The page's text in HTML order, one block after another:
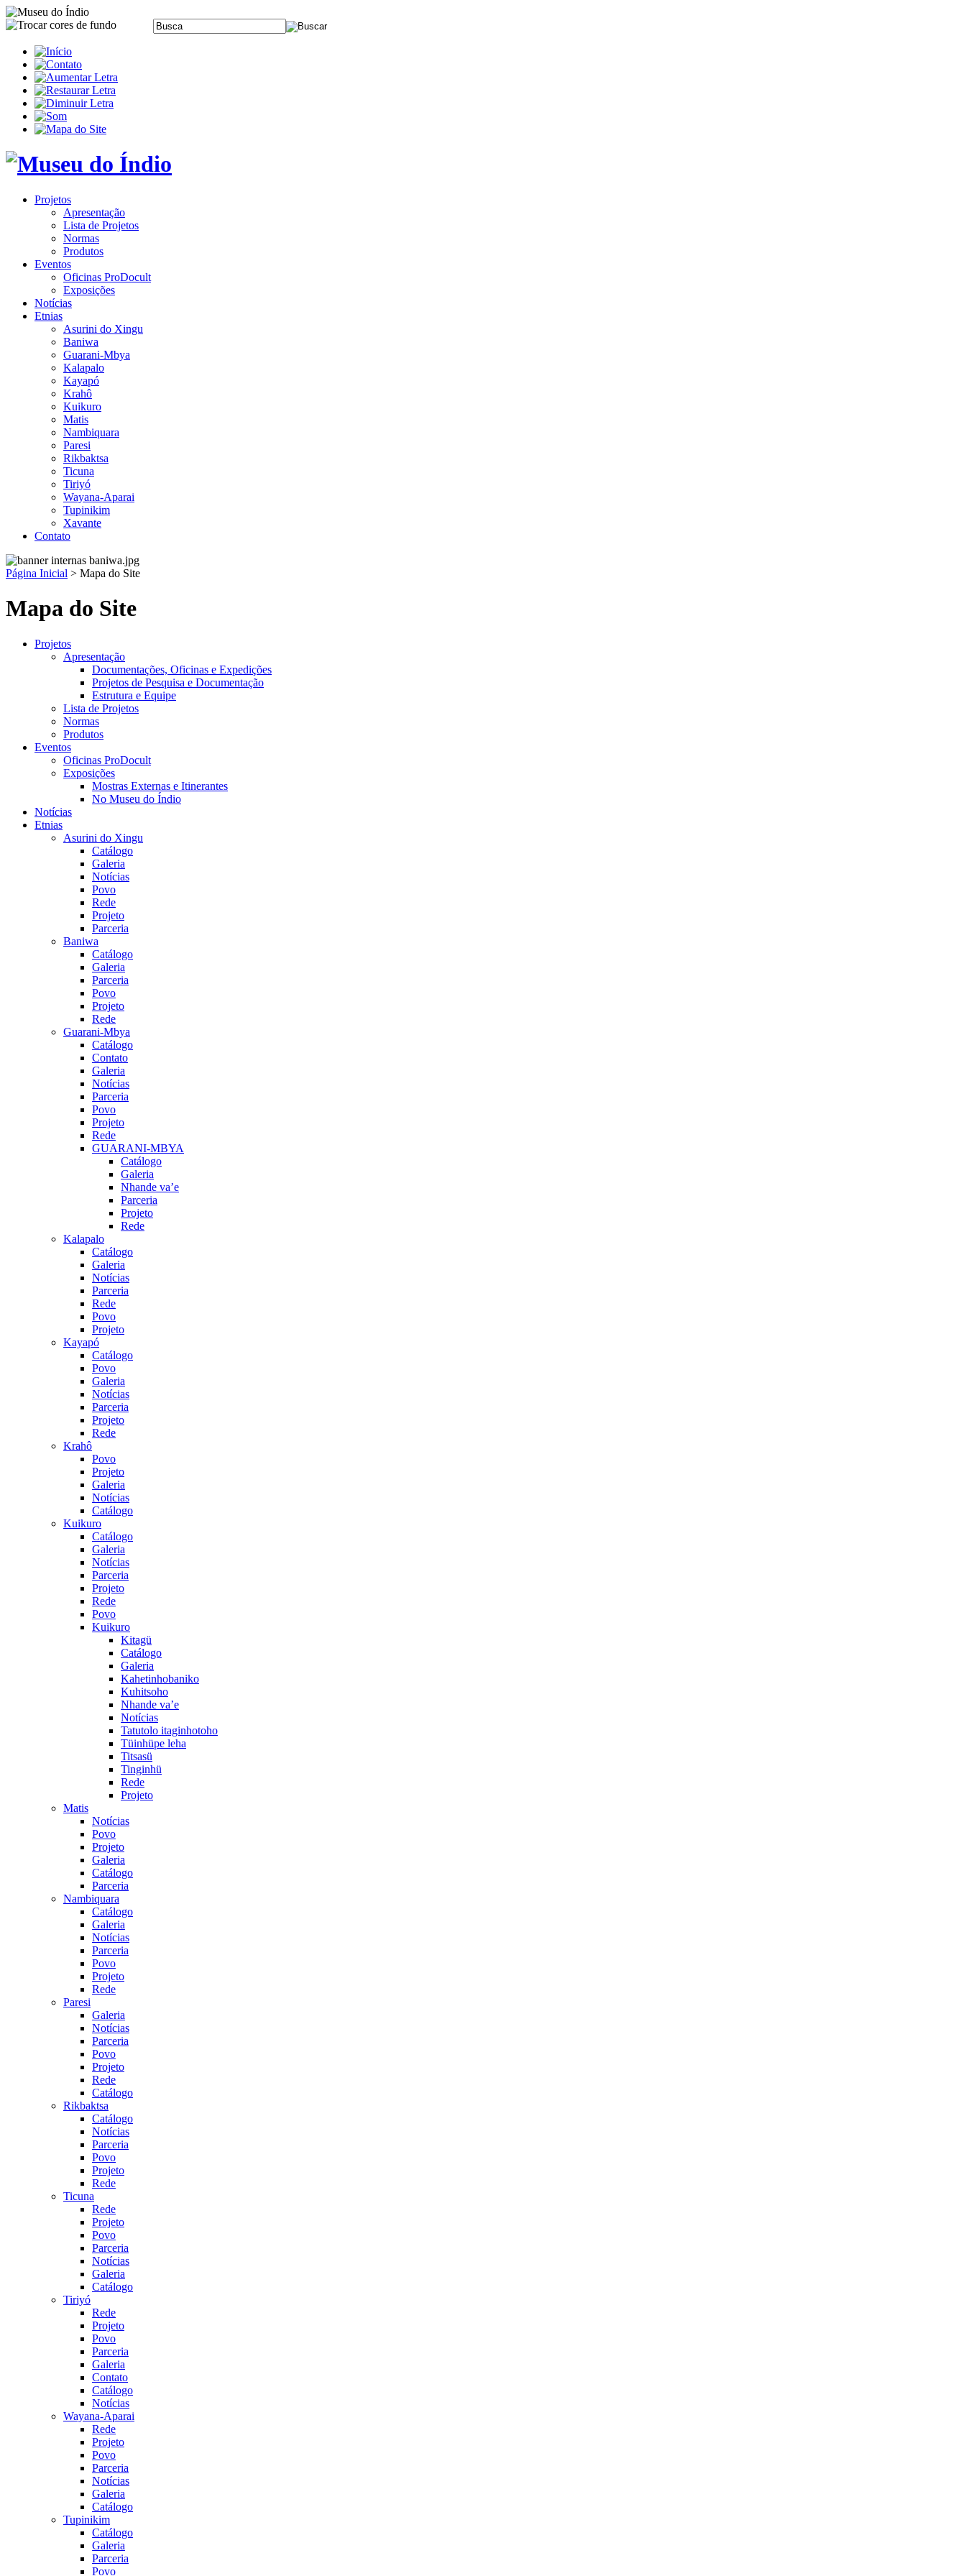
Projetos
Apresentação
Lista de Projetos
Normas
Produtos
Eventos
Oficinas ProDocult
Exposições
Notícias
Etnias
Asurini do Xingu
Baniwa
Guarani-Mbya
Kalapalo
Kayapó
Krahô
Kuikuro
Matis
Nambiquara
Paresi
Rikbaktsa
Ticuna
Tiriyó
Wayana-Aparai
Tupinikim
Xavante
Contato
Página Inicial > Mapa do Site
Mapa do Site
Projetos
Apresentação
Documentações, Oficinas e Expedições
Projetos de Pesquisa e Documentação
Estrutura e Equipe
Lista de Projetos
Normas
Produtos
Eventos
Oficinas ProDocult
Exposições
Mostras Externas e Itinerantes
No Museu do Índio
Notícias
Etnias
Asurini do Xingu
Catálogo
Galeria
Notícias
Povo
Rede
Projeto
Parceria
Baniwa
Catálogo
Galeria
Parceria
Povo
Projeto
Rede
Guarani-Mbya
Catálogo
Contato
Galeria
Notícias
Parceria
Povo
Projeto
Rede
GUARANI-MBYA
Catálogo
Galeria
Nhande va’e
Parceria
Projeto
Rede
Kalapalo
Catálogo
Galeria
Notícias
Parceria
Rede
Povo
Projeto
Kayapó
Catálogo
Povo
Galeria
Notícias
Parceria
Projeto
Rede
Krahô
Povo
Projeto
Galeria
Notícias
Catálogo
Kuikuro
Catálogo
Galeria
Notícias
Parceria
Projeto
Rede
Povo
Kuikuro
Kitagü
Catálogo
Galeria
Kahetinhobaniko
Kuhitsoho
Nhande va’e
Notícias
Tatutolo itaginhotoho
Tüinhüpe leha
Titsasü
Tinginhü
Rede
Projeto
Matis
Notícias
Povo
Projeto
Galeria
Catálogo
Parceria
Nambiquara
Catálogo
Galeria
Notícias
Parceria
Povo
Projeto
Rede
Paresi
Galeria
Notícias
Parceria
Povo
Projeto
Rede
Catálogo
Rikbaktsa
Catálogo
Notícias
Parceria
Povo
Projeto
Rede
Ticuna
Rede
Projeto
Povo
Parceria
Notícias
Galeria
Catálogo
Tiriyó
Rede
Projeto
Povo
Parceria
Galeria
Contato
Catálogo
Notícias
Wayana-Aparai
Rede
Projeto
Povo
Parceria
Notícias
Galeria
Catálogo
Tupinikim
Catálogo
Galeria
Parceria
Povo